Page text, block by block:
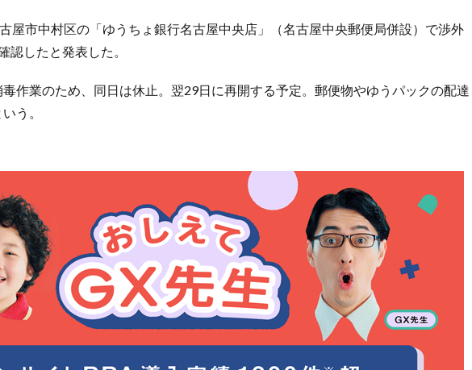
屋市中村区の「ゆうちょ銀行名古屋中央店」（名古屋中央郵便局併設）で渉外
認したと発表した。
作業のため、同日は休止。翌29日に再開する予定。郵便物やゆうパックの配達
う。